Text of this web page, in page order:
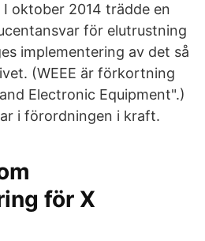
oktober 2014 trädde en
för elutrustning
implementering av det så
(WEEE är förkortning
Electronic Equipment".)
i förordningen i kraft.
för X